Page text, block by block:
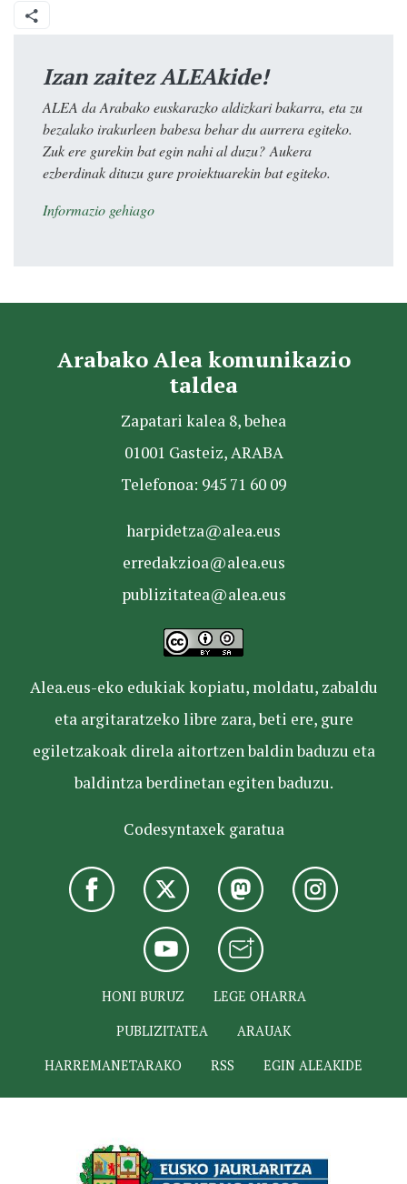
Izan zaitez ALEAkide!
ALEA da Arabako euskarazko aldizkari bakarra, eta zu
bezalako irakurleen babesa behar du aurrera egiteko.
Zuk ere gurekin bat egin nahi al duzu? Aukera
ezberdinak dituzu gure proiektuarekin bat egiteko.
Informazio gehiago
Arabako Alea komunikazio
taldea
Zapatari kalea 8, behea
01001 Gasteiz, ARABA
Telefonoa: 945 71 60 09
harpidetza@alea.eus
erredakzioa@alea.eus
publizitatea@alea.eus
Alea.eus-eko edukiak kopiatu, moldatu, zabaldu
eta argitaratzeko libre zara, beti ere, gure
egiletzakoak direla aitortzen baldin baduzu eta
baldintza berdinetan egiten baduzu.
Codesyntaxek garatua
HONI BURUZ
LEGE OHARRA
PUBLIZITATEA
ARAUAK
HARREMANETARAKO
RSS EGIN ALEAKIDE